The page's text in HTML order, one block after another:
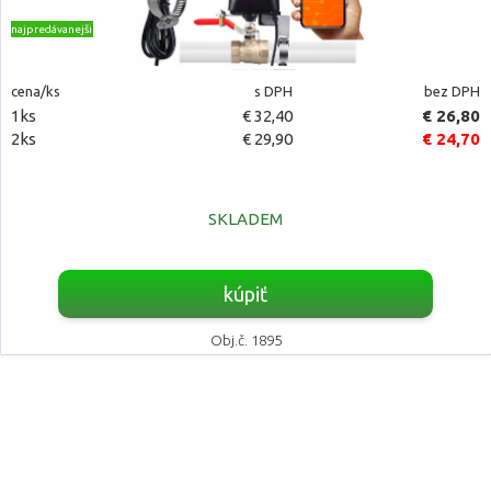
najpredávanejšie
cena/ks s DPH bez DPH
1ks € 32,40
€ 26,80
2ks
€ 29,90 € 24,70
SKLADEM
kúpiť
Obj.č. 1895